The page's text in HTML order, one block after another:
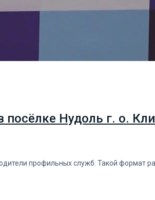
Нудоль г. о.
профильных служб. Такой формат